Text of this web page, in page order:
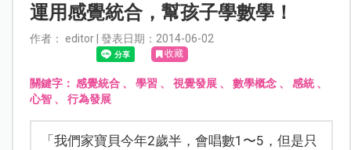
運用感覺統合，幫孩子學數學！
作者： editor | 發表日期：2014-06-02
收藏
關鍵字： 感覺統合 、學習 、視覺發展 、數學概念 、感統、
心智、 行為發展
「我們家寶貝今年2歲半，會唱數1〜5，但是只